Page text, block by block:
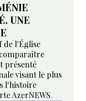
UNE
de l'Église
présenté
visant le plus
l'histoire
AzerNEWS.